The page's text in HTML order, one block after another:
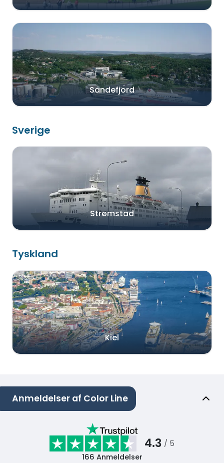
Sandefjord
Sverige
Strømstad
Tyskland
Kiel
Anmeldelser af Color Line
4.3 / 5
166 Anmeldelser